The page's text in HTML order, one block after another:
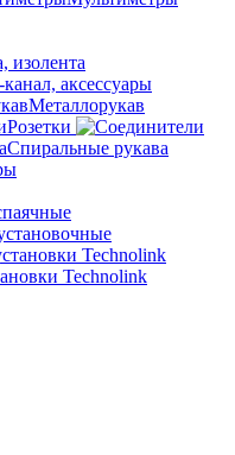
изолента
аксессуары
Металлорукав
Розетки
Спиральные рукава
Technolink